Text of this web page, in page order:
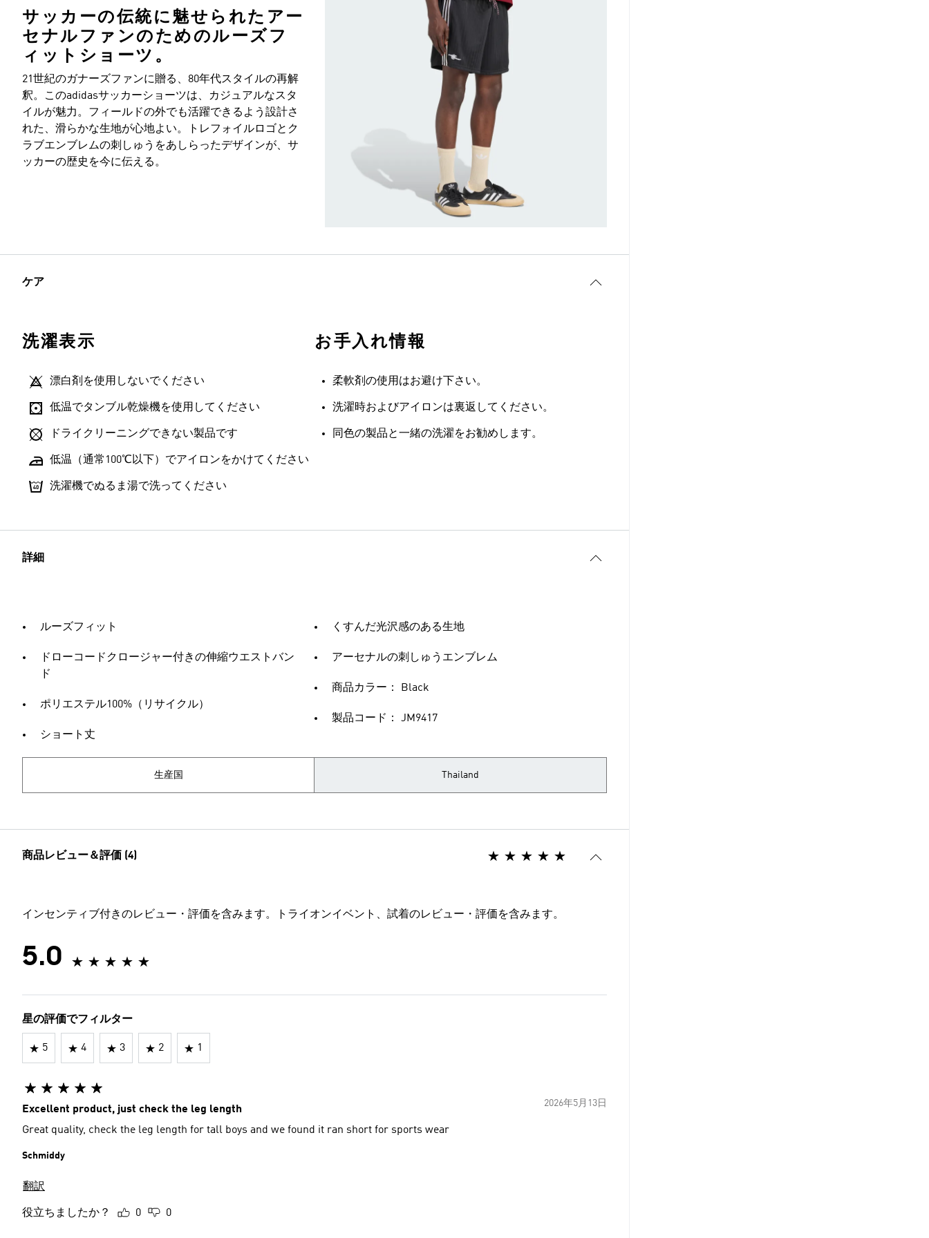
サッカーの伝統に魅せられたアー
セナルファンのためのルーズフ
ィットショーツ。
21世紀のガナーズファンに贈る、80年代スタイルの再解
釈。このadidasサッカーショーツは、カジュアルなスタ
イルが魅力。フィールドの外でも活躍できるよう設計さ
れた、滑らかな生地が心地よい。トレフォイルロゴとク
ラブエンブレムの刺しゅうをあしらったデザインが、サ
ッカーの歴史を今に伝える。
ケア
洗濯表示
漂白剤を使用しないでください
低温でタンブル乾燥機を使用してください
ドライクリーニングできない製品です
低温（通常100℃以下）でアイロンをかけてください
洗濯機でぬるま湯で洗ってください
お手入れ情報
柔軟剤の使用はお避け下さい。
洗濯時およびアイロンは裏返してください。
同色の製品と一緒の洗濯をお勧めします。
詳細
ルーズフィット
ドローコードクロージャー付きの伸縮ウエストバン
ド
ポリエステル100%（リサイクル）
ショート丈
くすんだ光沢感のある生地
アーセナルの刺しゅうエンブレム
商品カラー： Black
製品コード： JM9417
生産国 Thailand
商品レビュー＆評価 (4)
インセンティブ付きのレビュー・評価を含みます。トライオンイベント、試着のレビュー・評価を含みます。
5.0
星の評価でフィルター
5 4 3 2 1
2026年5月13日
Excellent product, just check the leg length
Great quality, check the leg length for tall boys and we found it ran short for sports wear
Schmiddy
翻訳
役立ちましたか？ 0 0